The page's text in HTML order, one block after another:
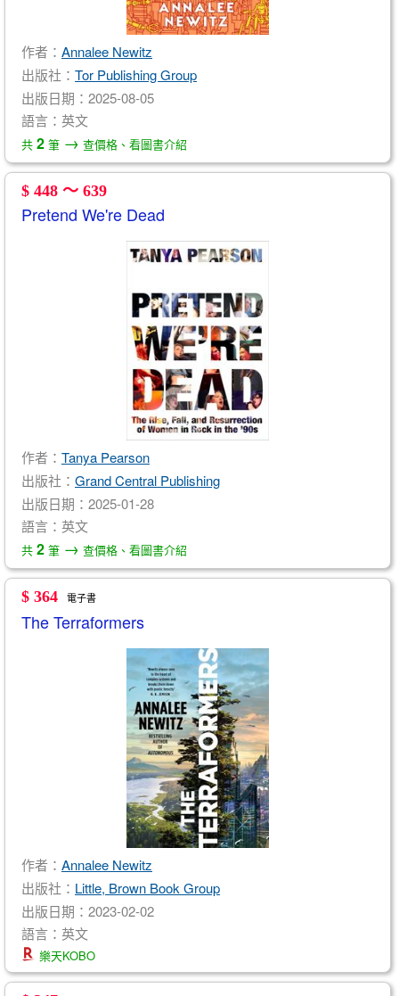
作者： Annalee Newitz
出版社： Tor Publishing Group
出版日期：2025-08-05
語言：英文
共 2 筆 → 查價格、看圖書介紹
$ 448 ～ 639
Pretend We're Dead
作者： Tanya Pearson
出版社： Grand Central Publishing
出版日期：2025-01-28
語言：英文
共 2 筆 → 查價格、看圖書介紹
$ 364 電子書
The Terraformers
作者： Annalee Newitz
出版社： Little, Brown Book Group
出版日期：2023-02-02
語言：英文
樂天KOBO